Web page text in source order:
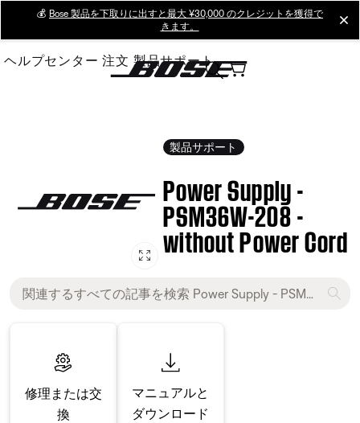
Main
💰 Bose 製品を下取りに出すと最大 ¥30,000 のクレジットを獲得で
きます。
ヘルプセンター 注文 製品サポート
製品サポート
Power Supply -
PSM36W-208 -
without Power Cord
修理または交
換
マニュアルと
ダウンロード